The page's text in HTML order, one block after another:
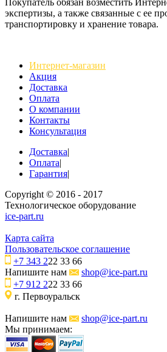
Покупатель обязан возместить
экспертизы, а также связанные с ее
транспортировку и хранение товара.
Интернет-магазин
Акция
Доставка
Оплата
О компании
Контакты
Консультация
Доставка|
Оплата|
Гарантия|
Copyright © 2016 - 2017
Технологическое оборудование
ice-part.ru
Карта сайта
Пользовательское соглашение
+7 343 222 33 66
Напишите нам
shop@ice-part.ru
+7 912 222 33 66
г. Первоуральск
Напишите нам
shop@ice-part.ru
Мы принимаем: